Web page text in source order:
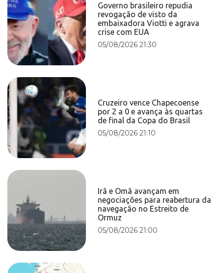
Governo brasileiro repudia
revogação de visto da
embaixadora Viotti e agrava
crise com EUA
05/08/2026 21:30
Cruzeiro vence Chapecoense
por 2 a 0 e avança às quartas
de final da Copa do Brasil
05/08/2026 21:10
Irã e Omã avançam em
negociações para reabertura da
navegação no Estreito de
Ormuz
05/08/2026 21:00